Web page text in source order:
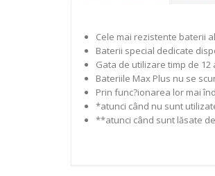
Cele mai rezistente baterii
Baterii special dedicate
Gata de utilizare timp de 12
Bateriile Max Plus nu se
Prin func?ionarea lor mai
*atunci când nu sunt
**atunci când sunt lăsate